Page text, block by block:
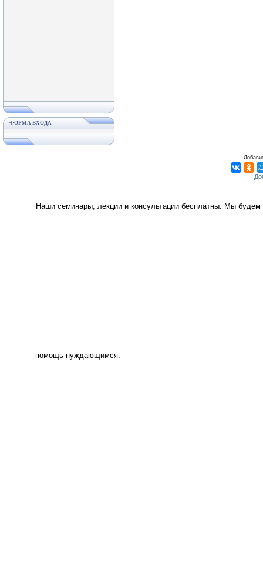
ФОРМА ВХОДА
Наши семинары, лекции и консультации бесплатны. Мы
помощь нуждающимся.